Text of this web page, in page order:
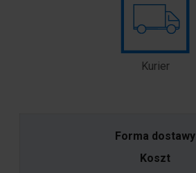
Kurier
Forma dostawy
Koszt